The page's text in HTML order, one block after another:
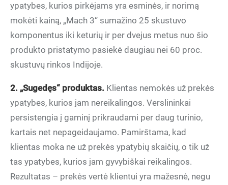
ypatybes, kurios pirkėjams yra esminės, ir norimą
mokėti kainą, „Mach 3“ sumažino 25 skustuvo
komponentus iki keturių ir per dvejus metus nuo šio
produkto pristatymo pasiekė daugiau nei 60 proc.
skustuvų rinkos Indijoje.
2. „Sugedęs“ produktas. Klientas nemokės už prekės
ypatybes, kurios jam nereikalingos. Verslininkai
persistengia į gaminį prikraudami per daug turinio,
kartais net nepageidaujamo. Pamirštama, kad
klientas moka ne už prekės ypatybių skaičių, o tik už
tas ypatybes, kurios jam gyvybiškai reikalingos.
Rezultatas – prekės vertė klientui yra mažesnė, negu